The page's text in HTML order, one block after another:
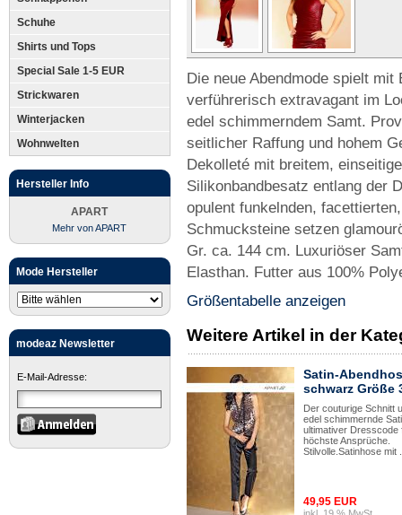
Schuhe
Shirts und Tops
Special Sale 1-5 EUR
Strickwaren
Winterjacken
Wohnwelten
Hersteller Info
APART
Mehr von APART
Mode Hersteller
modeaz Newsletter
E-Mail-Adresse:
Die neue Abendmode spielt
verführerisch extravagant im
edel schimmerndem Samt.
seitlicher Raffung und hohem
Dekolleté mit breitem,
Silikonbandbesatz entlang der
opulent funkelnden,
Schmucksteine setzen
Gr. ca. 144 cm. Luxuriöser
Elasthan. Futter aus 100%
Größentabelle anzeigen
Weitere Artikel in der
Satin-
schwarz Größe
Der couturige Schnitt
edel schimmernde
ultimativer Dresscode
höchste Ansprüche.
Stilvolle.Satinhose mit
49,95 EUR